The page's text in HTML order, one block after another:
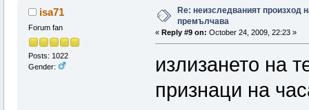
isa71
Forum fan
Posts: 1022
Gender:
Re: неизследваният произход
премълчава
« Reply #9 on: October 24, 2009, 22:23 »
излизането на
признаци на